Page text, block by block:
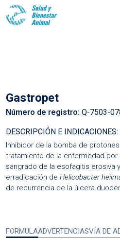
Gastropet
Número de registro: Q-7503-
DESCRIPCIÓN E INDICACIONES:
Inhibidor de la bomba de
tratamiento de la enfermedad
sangrado de la esofagitis erosiva
erradicación de Helicobacter
de recurrencia de la úlcera
FORMULAADVERTENCIASVÍA DE